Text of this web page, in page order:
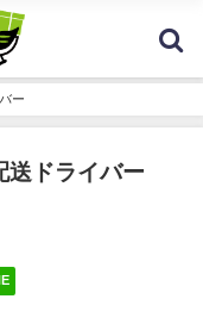
ー
送ドライバー